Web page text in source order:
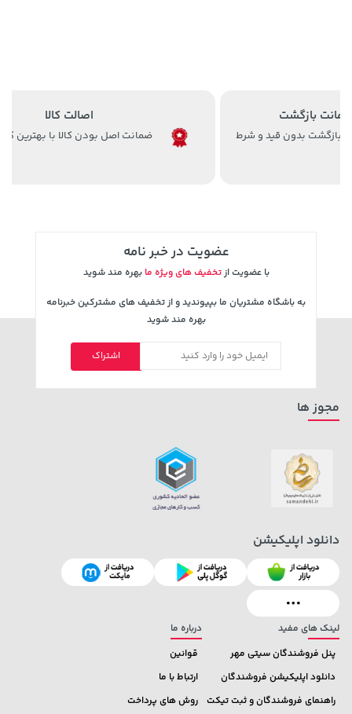
129,000 تومان
3,820,000
خرید
141,000 تومان
165,900
1,109,000 تومان خرید 42,579,000 تومان
ضمانت اصل بودن کالا با بهترین کیفیت
عضویت در خبر نامه
با عضویت ازتخفیف های ویژه ما بهره مند شوید
به باشگاه مشتریان ما بپیوندید و از تخفیف های مشترکین خبرنامه
بهره مند شوید
اشتراک
لینک های مفید
پنل فروشندگان سیتی مهر
دانلود اپلیکیشن فروشندگان
راهنمای فروشندگان و ثبت تیکت
درباره ما
قوانین
ارتباط با ما
روش های پرداخت
مجوز ها
دانلود اپلیکیشن